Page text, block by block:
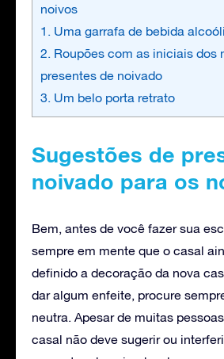
noivos
1. Uma garrafa de bebida
2. Roupões com as iniciais dos
presentes de noivado
3. Um belo porta retrato
Sugestões de
noivado para os
Bem, antes de você fazer sua
sempre em mente que o casal
definido a decoração da nova
dar algum enfeite, procure
neutra. Apesar de muitas
casal não deve sugerir ou